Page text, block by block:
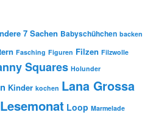
7 Sachen Babyschühchen backen
Fasching Figuren Filzen Filzwolle
Squares Holunder
Kinder kochen Lana Grossa
Lesemonat Loop Marmelade